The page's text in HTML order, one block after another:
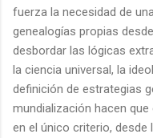
fuerza la necesidad de
genealogías propias
desbordar las lógicas
la ciencia universal, la
definición de estrategias
mundialización hacen
en el único criterio,